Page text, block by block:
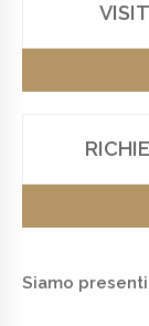
Siamo